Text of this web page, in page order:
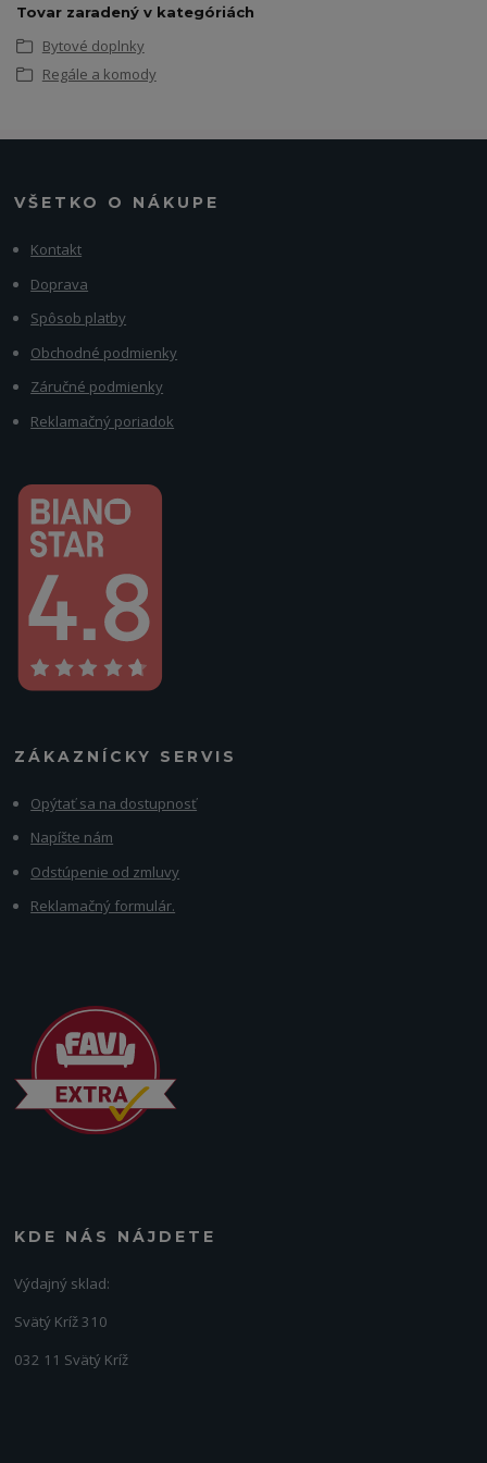
Tovar zaradený v kategóriách
Bytové doplnky
Regále a komody
VŠETKO O NÁKUPE
Kontakt
Doprava
Spôsob platby
Obchodné podmienky
Záručné podmienky
Reklamačný poriadok
ZÁKAZNÍCKY SERVIS
Opýtať sa na dostupnosť
Napíšte nám
Odstúpenie od zmluvy
Reklamačný formulár.
KDE NÁS NÁJDETE
Výdajný sklad:
Svätý Kríž 310
032 11 Svätý Kríž